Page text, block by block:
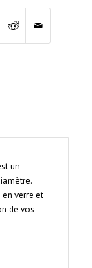
un
verre et
de vos